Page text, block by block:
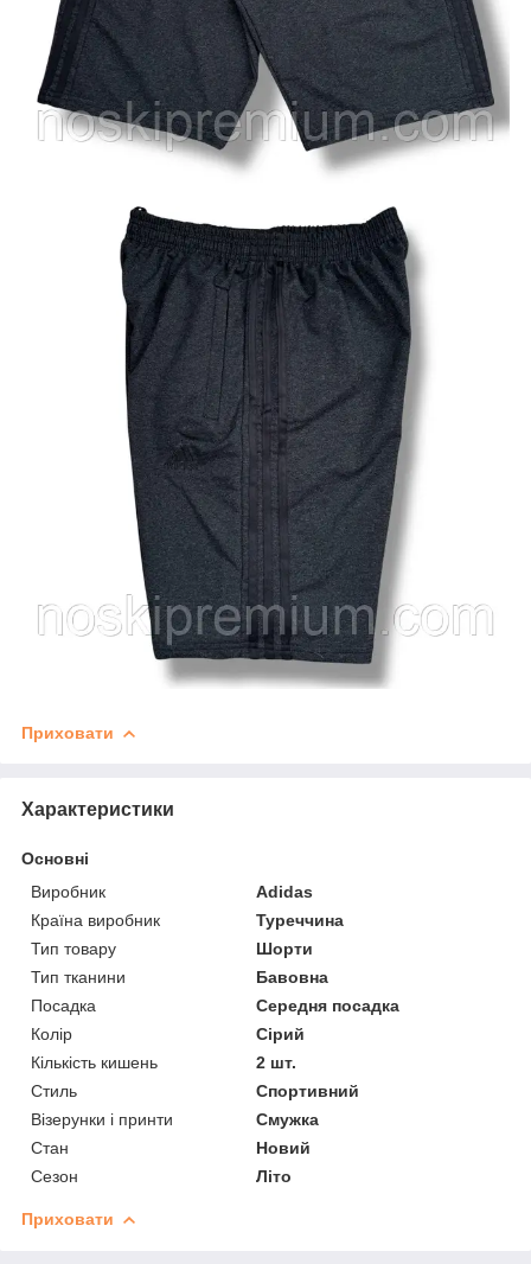
Приховати
Характеристики
Основні
Виробник
Adidas
Країна виробник
Туреччина
Тип товару
Шорти
Тип тканини
Бавовна
Посадка
Середня посадка
Колір
Сірий
Кількість кишень
2 шт.
Стиль
Спортивний
Візерунки і принти
Смужка
Стан
Новий
Сезон
Літо
Приховати